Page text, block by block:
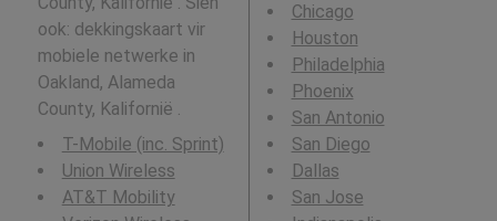
ook: dekkingskaart vir
mobiele netwerke in
Oakland, Alameda
County, Kalifornië .
T-Mobile (inc. Sprint)
Union Wireless
AT&T Mobility
Chicago
Houston
Philadelphia
Phoenix
San Antonio
San Diego
Dallas
San Jose